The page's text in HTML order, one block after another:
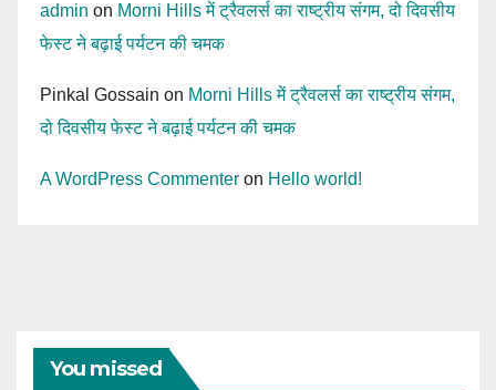
admin on Morni Hills में ट्रैवलर्स का राष्ट्रीय संगम, दो दिवसीय
फेस्ट ने बढ़ाई पर्यटन की चमक
Pinkal Gossain on Morni Hills में ट्रैवलर्स का राष्ट्रीय संगम,
दो दिवसीय फेस्ट ने बढ़ाई पर्यटन की चमक
A WordPress Commenter on Hello world!
You missed